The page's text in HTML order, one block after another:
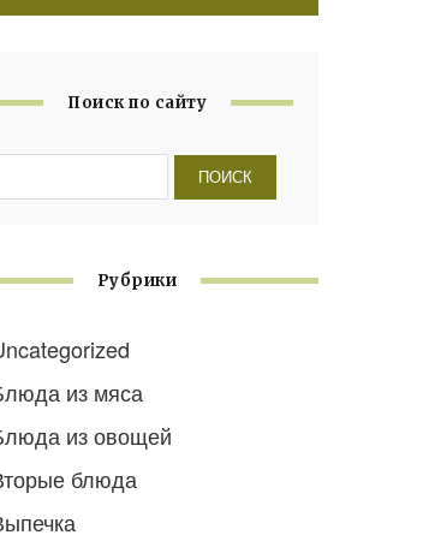
Поиск по сайту
Рубрики
из мяса
из овощей
блюда